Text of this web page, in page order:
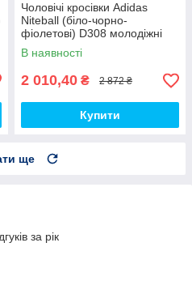
Чоловічі кросівки Adidas
Niteball (біло-чорно-
фіолетові) D308 молодіжні
гарні демісезонні кроси топ
В наявності
2 010,40 ₴ 2 872 ₴
Купити
ще
за рік